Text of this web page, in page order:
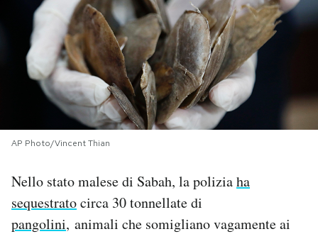
PODCAST
NEWSLETTER
SHOP
AP Photo/Vincent Thian
Nello stato malese di Sabah, la poliziaha
sequestratocirca 30 tonnellate di
pangolini, animali che somigliano vagamente ai